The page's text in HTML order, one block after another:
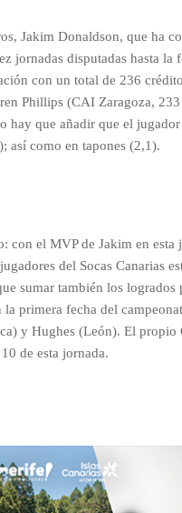
Jakim Donaldson, que ha
jornadas disputadas hasta
con un total de 236
Phillips (CAI Zaragoza,
hay que añadir que el
así como en tapones (2,1).
con el MVP de Jakim en esta
del Socas Canarias
sumar también los
primera fecha del
y Hughes (León). El
de esta jornada.